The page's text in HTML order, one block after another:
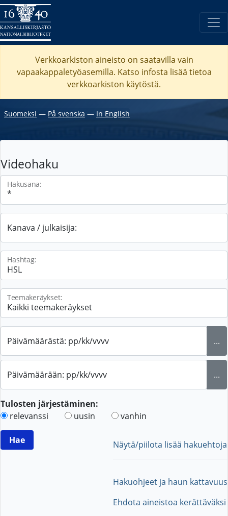
Verkkoarkiston aineisto on saatavilla vain
vapaakappaletyöasemilla. Katso infosta lisää tietoa
verkkoarkiston käytöstä.
Suomeksi ― På svenska ― In English
Videohaku
Hakusana:
Kanava / julkaisija:
Hashtag:
Teemakeräykset:
Päivämäärästä: pp/kk/vvvv ...
Päivämäärään: pp/kk/vvvv ...
Tulosten järjestäminen:
relevanssi
uusin vanhin
Näytä/piilota lisää hakuehtoja
Hakuohjeet ja haun kattavuus
Ehdota aineistoa kerättäväksi